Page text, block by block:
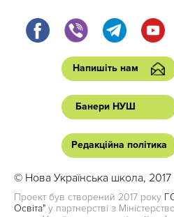
Напишіть нам
Банери НУШ
Редакційна політика
© Нова Українська школа, 2017
Проект був створений 2017 року
Освіта" у партнерстві з